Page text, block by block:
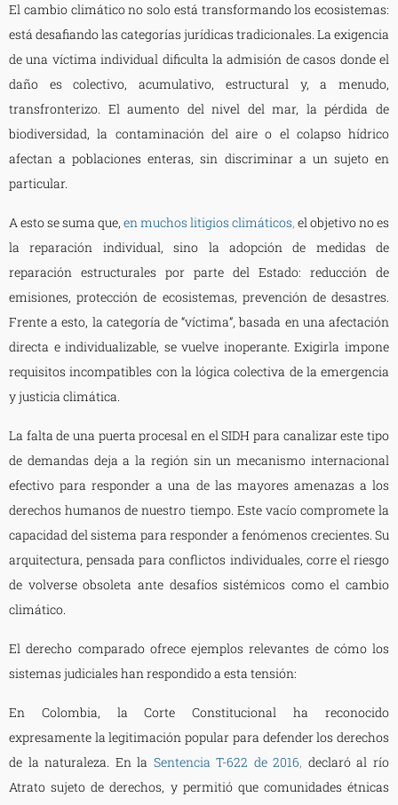
El cambio climático no solo está transformando los ecosistemas:
está desafiando las categorías jurídicas tradicionales. La exigencia
de una víctima individual dificulta la admisión de casos donde el
daño es colectivo, acumulativo, estructural y, a menudo,
transfronterizo. El aumento del nivel del mar, la pérdida de
biodiversidad, la contaminación del aire o el colapso hídrico
afectan a poblaciones enteras, sin discriminar a un sujeto en
particular.
A esto se suma que, en muchos litigios climáticos, el objetivo no es
la reparación individual, sino la adopción de medidas de
reparación estructurales por parte del Estado: reducción de
emisiones, protección de ecosistemas, prevención de desastres.
Frente a esto, la categoría de “víctima”, basada en una afectación
directa e individualizable, se vuelve inoperante. Exigirla impone
requisitos incompatibles con la lógica colectiva de la emergencia
y justicia climática.
La falta de una puerta procesal en el SIDH para canalizar este tipo
de demandas deja a la región sin un mecanismo internacional
efectivo para responder a una de las mayores amenazas a los
derechos humanos de nuestro tiempo. Este vacío compromete la
capacidad del sistema para responder a fenómenos crecientes. Su
arquitectura, pensada para conflictos individuales, corre el riesgo
de volverse obsoleta ante desafíos sistémicos como el cambio
climático.
El derecho comparado ofrece ejemplos relevantes de cómo los
sistemas judiciales han respondido a esta tensión:
En Colombia, la Corte Constitucional ha reconocido
expresamente la legitimación popular para defender los derechos
de la naturaleza. En la Sentencia T-622 de 2016, declaró al río
Atrato sujeto de derechos, y permitió que comunidades étnicas